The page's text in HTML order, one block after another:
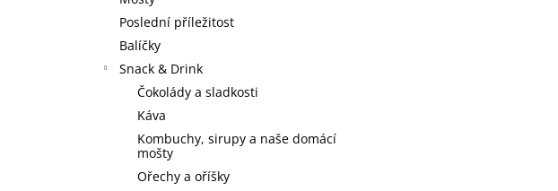
Poslední příležitost
Balíčky
Snack & Drink
Čokolády a sladkosti
Káva
Kombuchy, sirupy a naše domácí
mošty
Ořechy a oříšky
3 SKLENICE ZE TŘÍ SEDMIČEK
590 Kč